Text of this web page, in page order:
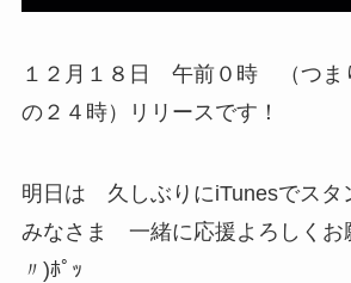
１２月１８日 午前０時 （つ
の２４時）リリースです！
明日は 久しぶりにiTunesでスタ
みなさま 一緒に応援よろしく
〃)ﾎﾟｯ